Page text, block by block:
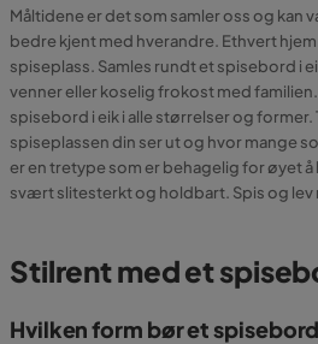
Måltidene er det som samler oss og kan
bedre kjent med hverandre. Ethvert
spiseplass. Samles rundt et spisebord i
venner eller koselig frokost med
spisebord i eik i alle størrelser og former.
spiseplassen din ser ut og hvor mange
er en tretype som er behagelig for øyet å
svært slitesterkt og holdbart. Spis og lev
Stilrent med et
Hvilken form bør et